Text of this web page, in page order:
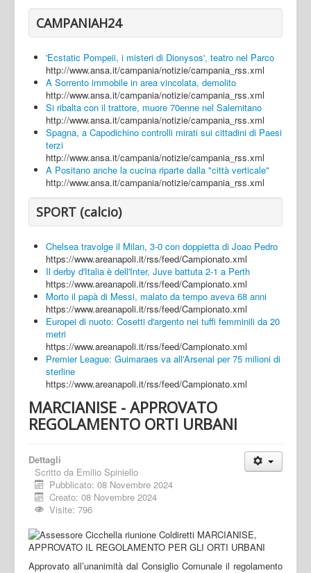
CAMPANIAH24
'Ecstatic Pompeii, i misteri di Dionysos', teatro nel Parco
http://www.ansa.it/campania/notizie/campania_rss.xml
A Sorrento immobile in area vincolata, demolito
http://www.ansa.it/campania/notizie/campania_rss.xml
Si ribalta con il trattore, muore 70enne nel Salernitano
http://www.ansa.it/campania/notizie/campania_rss.xml
Spagna, a Capodichino controlli mirati sui cittadini di Paesi
terzi
http://www.ansa.it/campania/notizie/campania_rss.xml
A Positano anche la cucina riparte dalla "città verticale"
http://www.ansa.it/campania/notizie/campania_rss.xml
SPORT (calcio)
Chelsea travolge il Milan, 3-0 con doppietta di Joao Pedro
https://www.areanapoli.it/rss/feed/Campionato.xml
Il derby d'Italia è dell'Inter, Juve battuta 2-1 a Perth
https://www.areanapoli.it/rss/feed/Campionato.xml
Morto il papà di Messi, malato da tempo aveva 68 anni
https://www.areanapoli.it/rss/feed/Campionato.xml
Europei di nuoto: Cosetti d'argento nei tuffi femminili da 20
metri
https://www.areanapoli.it/rss/feed/Campionato.xml
Premier League: Guimaraes va all'Arsenal per 75 milioni di
sterline
https://www.areanapoli.it/rss/feed/Campionato.xml
MARCIANISE - APPROVATO
REGOLAMENTO ORTI URBANI
Dettagli
Scritto da Emilio Spiniello
Pubblicato: 08 Novembre 2024
Creato: 08 Novembre 2024
Visite: 796
Approvato all’unanimità dal Consiglio Comunale il regolamento